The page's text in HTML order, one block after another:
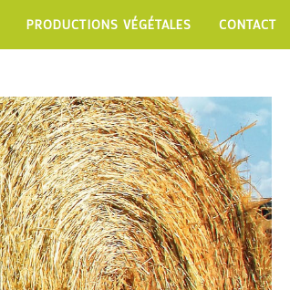
PRODUCTIONS VÉGÉTALES CONTACT